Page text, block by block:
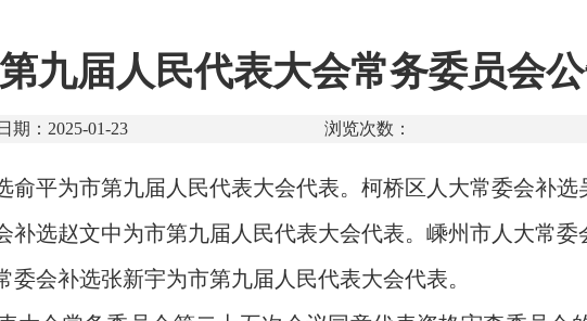
九届人民代表大会常务委员会公
期：2025-01-23 浏览次数：
俞平为市第九届人民代表大会代表。柯桥区人大常委会补
补选赵文中为市第九届人民代表大会代表。嵊州市人大常
会补选张新宇为市第九届人民代表大会代表。